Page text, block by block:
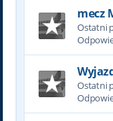
mecz
Ostatni
Ostatni